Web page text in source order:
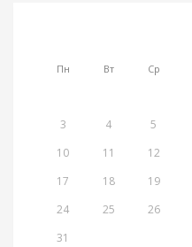
Пн Вт Ср
3
4 5
10
11 12
17
18 19
24
25 26
31